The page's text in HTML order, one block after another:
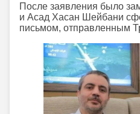
После заявления было
и Асад Хасан Шейбани
письмом, отправленным